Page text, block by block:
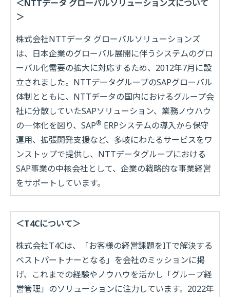
＜NTTデータ グローバルソリューションズについて
＞
株式会社NTTデータ グローバルソリューションズ
は、日本企業のグローバル展開に伴うシステムのグロ
ーバル化需要の拡大に対応するため、2012年7月に設
立されました。NTTデータグループのSAPグローバル
体制とともに、NTTデータの国内におけるグループ会
社に分散していたSAPソリューション、業務ノウハウ
の一体化を図り、SAP® ERPシステムの導入から保守
運用、拡張開発支援など、多岐にわたるサービスをワ
ンストップで提供し、NTTデータグループにおける
SAP事業の中核会社として、企業の戦略的な事業経営
をサポートしています。
＜T4Cについて＞
株式会社T4Cは、「お客様の経営課題をITで解決する
ベストパートナーとなる」を会社のミッションに掲
げ、これまでの経験やノウハウを活かし「グループ経
営管理」のソリューションに注力しています。 2022年